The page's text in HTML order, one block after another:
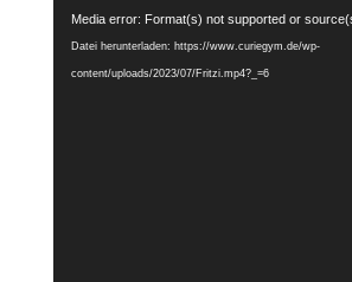
Video-
Player
Media error: Format(s) not supported or
Datei herunterladen: https://www.curiegym.de/wp-
content/uploads/2023/07/Fritzi.mp4?_=6